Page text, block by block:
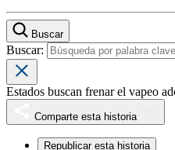
Buscar
Buscar:
Estados buscan frenar el vapeo
Comparte esta historia
Republicar esta historia